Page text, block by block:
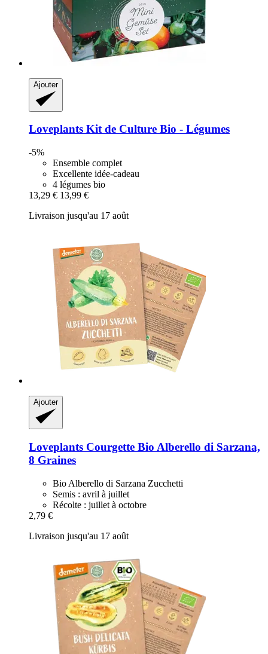
Ajouter
Loveplants Kit de Culture Bio -​ Légumes
-5%
Ensemble complet
Excellente idée-cadeau
4 légumes bio
13,29 € 13,99 €
Livraison jusqu'au 17 août
Ajouter
Loveplants Courgette Bio Alberello di Sarzana,
8 Graines
Bio Alberello di Sarzana Zucchetti
Semis : avril à juillet
Récolte : juillet à octobre
2,79 €
Livraison jusqu'au 17 août